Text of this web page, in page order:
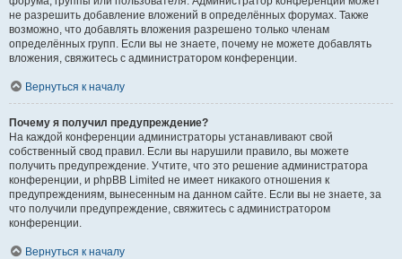
не разрешить добавление вложений в определённых форумах. Также
возможно, что добавлять вложения разрешено только членам
определённых групп. Если вы не знаете, почему не можете добавлять
вложения, свяжитесь с администратором конференции.
Вернуться к началу
Почему я получил предупреждение?
На каждой конференции администраторы устанавливают свой
собственный свод правил. Если вы нарушили правило, вы можете
получить предупреждение. Учтите, что это решение администратора
конференции, и phpBB Limited не имеет никакого отношения к
предупреждениям, вынесенным на данном сайте. Если вы не знаете, за
что получили предупреждение, свяжитесь с администратором
конференции.
Вернуться к началу